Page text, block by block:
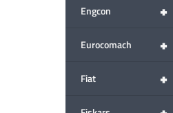
+
Engcon
+
Eurocomach
+
Fiat